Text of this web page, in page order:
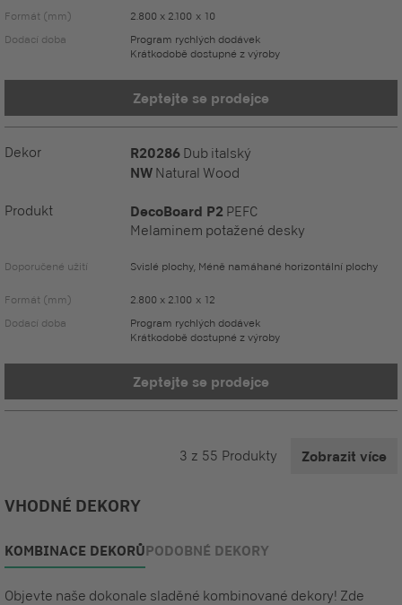
Formát (mm)
2.800 x 2.100 x 10
Dodací doba
Program rychlých dodávek
Krátkodobě dostupné z výroby
Zeptejte se prodejce
Dekor R20286 Dub italský
NW Natural Wood
Produkt DecoBoard P2 PEFC
Melaminem potažené desky
Doporučené užití Svislé plochy, Méně namáhané horizontální plochy
Formát (mm)
2.800 x 2.100 x 12
Dodací doba
Program rychlých dodávek
Krátkodobě dostupné z výroby
Zeptejte se prodejce
3 z 55 Produkty Zobrazit více
VHODNÉ DEKORY
KOMBINACE DEKORŮPODOBNÉ DEKORY
Objevte naše dokonale sladěné kombinované dekory! Zde